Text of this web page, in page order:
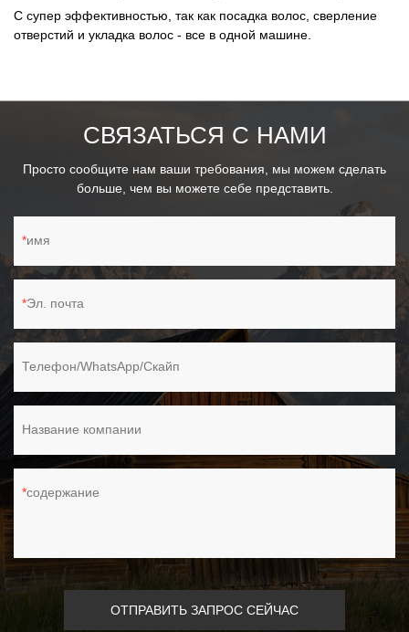
С супер эффективностью, так как посадка волос, сверление
отверстий и укладка волос - все в одной машине.
СВЯЗАТЬСЯ С НАМИ
Просто сообщите нам ваши требования, мы можем сделать
больше, чем вы можете себе представить.
имя
Эл. почта
Телефон/WhatsApp/Скайп
Название компании
содержание
ОТПРАВИТЬ ЗАПРОС СЕЙЧАС